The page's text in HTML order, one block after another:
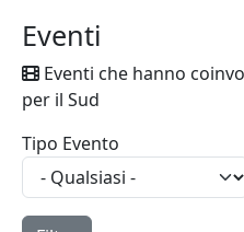
Eventi
Eventi che hanno
per il Sud
Tipo Evento